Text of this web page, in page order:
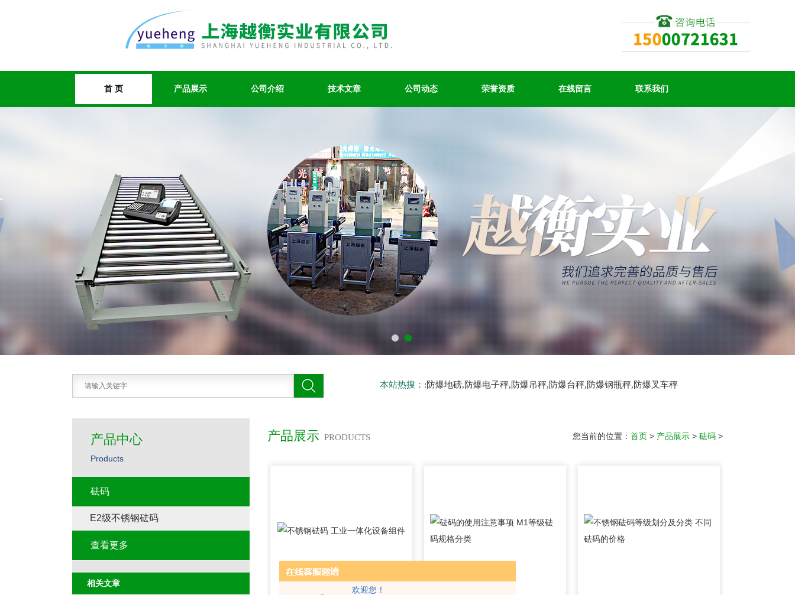
欢迎您！
首 页 产品展示 公司介绍 技术文章 公司动态 荣誉资质 在线留言 联系我们
本站热搜： :防爆地磅,防爆电子秤,防爆吊秤,防爆台秤,防爆钢瓶秤,防爆叉车秤
产品展示 PRODUCTS 您当前的位置： 首页 > 产品展示 > 砝码 >
产品中心
Products
砝码
E2级不锈钢砝码
查看更多
相关文章